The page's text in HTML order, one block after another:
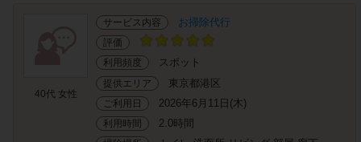
40代 女性
サービス内容 お掃除代行
評価
利用頻度
スポット
提供エリア 東京都港区
ご利用日 2026年6月11日(木)
利用時間 2.0時間